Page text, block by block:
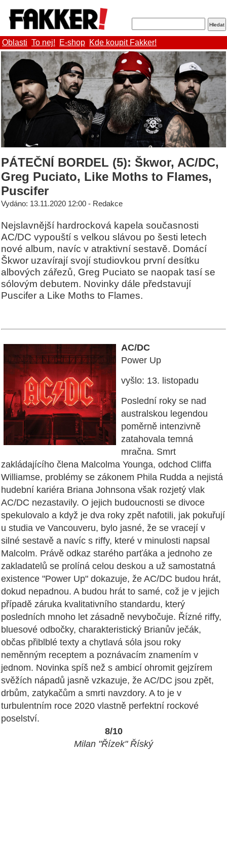
Oblasti To nej! E-shop Kde koupit Fakker!
PÁTEČNÍ BORDEL (5): Škwor, AC/DC,
Greg Puciato, Like Moths to Flames,
Puscifer
Vydáno: 13.11.2020 12:00 - Redakce
Nejslavnější hardrocková kapela současnosti
AC/DC vypouští s velkou slávou po šesti letech
nové album, navíc v atraktivní sestavě. Domácí
Škwor uzavírají svojí studiovkou první desítku
albových zářezů, Greg Puciato se naopak tasí se
sólovým debutem. Novinky dále představují
Puscifer a Like Moths to Flames.
AC/DC
Power Up
vyšlo: 13. listopadu
Poslední roky se nad
australskou legendou
poměrně intenzivně
zatahovala temná
mračna. Smrt
zakládajícího člena Malcolma Younga, odchod Cliffa
Williamse, problémy se zákonem Phila Rudda a nejistá
hudební kariéra Briana Johnsona však rozjetý vlak
AC/DC nezastavily. O jejich budoucnosti se divoce
spekulovalo a když je dva roky zpět nafotili, jak pokuřují
u studia ve Vancouveru, bylo jasné, že se vracejí v
silné sestavě a navíc s riffy, které v minulosti napsal
Malcolm. Právě odkaz starého parťáka a jednoho ze
zakladatelů se prolíná celou deskou a už samostatná
existence "Power Up" dokazuje, že AC/DC budou hrát,
dokud nepadnou. A budou hrát to samé, což je v jejich
případě záruka kvalitativního standardu, který
posledních mnoho let zásadně nevybočuje. Řízné riffy,
bluesové odbočky, charakteristický Brianův ječák,
občas přiblblé texty a chytlavá sóla jsou roky
neměnným receptem a poznávacím znamením v
jednom. Novinka spíš než s ambicí ohromit gejzírem
svěžích nápadů jasně vzkazuje, že AC/DC jsou zpět,
drbům, zatykačům a smrti navzdory. A to je v
turbulentním roce 2020 vlastně perfektní rockové
poselství.
8/10
Milan "Řízek" Říský